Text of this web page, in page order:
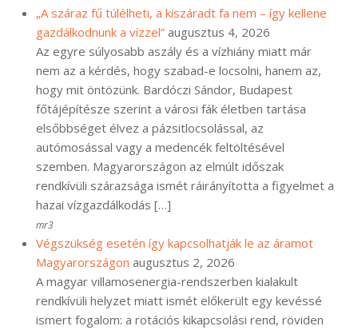
„A száraz fű túlélheti, a kiszáradt fa nem – így kellene
gazdálkodnunk a vízzel” augusztus 4, 2026
Az egyre súlyosabb aszály és a vízhiány miatt már
nem az a kérdés, hogy szabad-e locsolni, hanem az,
hogy mit öntözünk. Bardóczi Sándor, Budapest
főtájépítésze szerint a városi fák életben tartása
elsőbbséget élvez a pázsitlocsolással, az
autómosással vagy a medencék feltöltésével
szemben. Magyarországon az elmúlt időszak
rendkívüli szárazsága ismét ráirányította a figyelmet a
hazai vízgazdálkodás […]
mr3
Végszükség esetén így kapcsolhatják le az áramot
Magyarországon augusztus 2, 2026
A magyar villamosenergia-rendszerben kialakult
rendkívüli helyzet miatt ismét előkerült egy kevéssé
ismert fogalom: a rotációs kikapcsolási rend, röviden